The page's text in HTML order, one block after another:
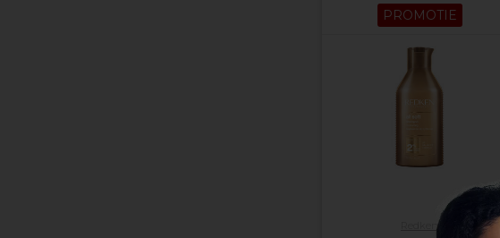
PROMOTIE
Redken